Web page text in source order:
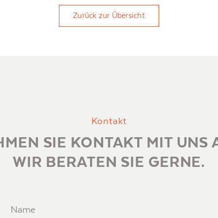
Zurück zur Übersicht
Kontakt
SIE KONTAKT MIT UNS
WIR BERATEN SIE GERNE.